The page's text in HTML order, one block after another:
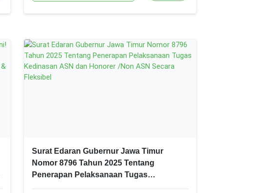
Surat Edaran Gubernur Jawa Timur
Nomor 8796 Tahun 2025 Tentang
Penerapan Pelaksanaan Tugas